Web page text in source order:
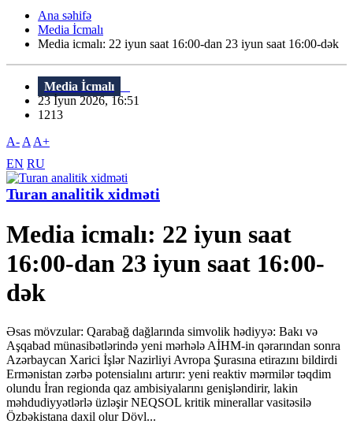
Ana səhifə
Media İcmalı
Media icmalı: 22 iyun saat 16:00-dan 23 iyun saat 16:00-dək
Media İcmalı
23 İyun 2026, 16:51
1213
A- A A+
EN RU
Turan analitik xidməti
Media icmalı: 22 iyun saat
16:00-dan 23 iyun saat 16:00-
dək
Əsas mövzular: Qarabağ dağlarında simvolik hədiyyə: Bakı və
Aşqabad münasibətlərində yeni mərhələ AİHM-in qərarından sonra
Azərbaycan Xarici İşlər Nazirliyi Avropa Şurasına etirazını bildirdi
Ermənistan zərbə potensialını artırır: yeni reaktiv mərmilər təqdim
olundu İran regionda qaz ambisiyalarını genişləndirir, lakin
məhdudiyyətlərlə üzləşir NEQSOL kritik minerallar vasitəsilə
Özbəkistana daxil olur Dövl...